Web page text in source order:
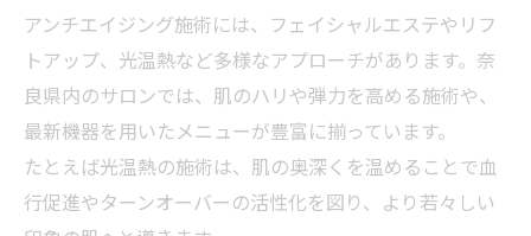
新時代エステ施術で悩みを根本から改善
最新技術で叶えるエステアンチエイジング
エステ施術体験から見える効果と満足度
施術によるリフトアップ効果の秘密
エステアンチエイジングでリフトアップ実
アンチエイジング施術には、フェイシャルエステやリフ
トアップ、光温熱など多様なアプローチがあります。奈
良県内のサロンでは、肌のハリや弾力を高める施術や、
最新機器を用いたメニューが豊富に揃っています。
たとえば光温熱の施術は、肌の奥深くを温めることで血
行促進やターンオーバーの活性化を図り、より若々しい